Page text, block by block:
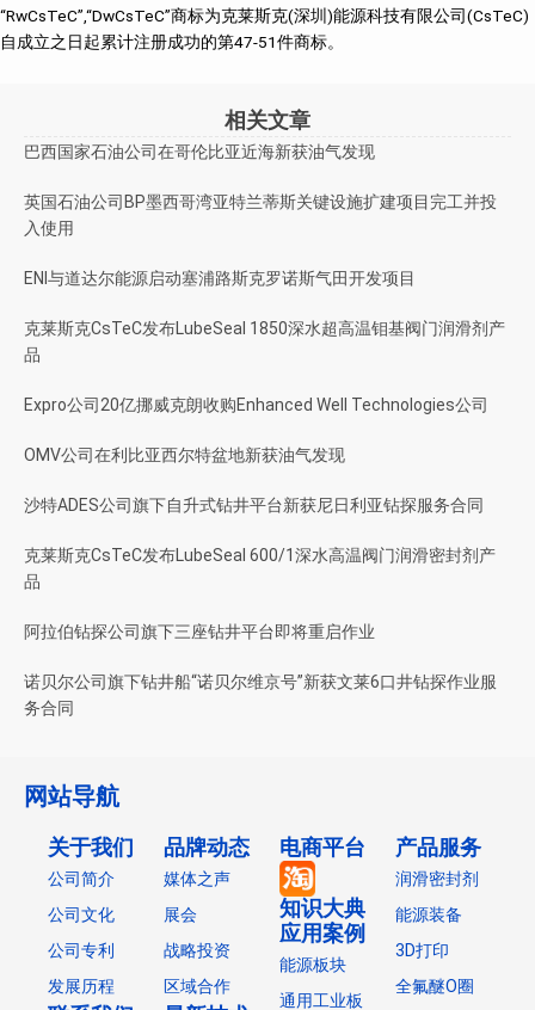
“RwCsTeC”,“DwCsTeC”商标为克莱斯克(深圳)能源科技有限公司(CsTeC)
自成立之日起累计注册成功的第47-51件商标。
相关文章
巴西国家石油公司在哥伦比亚近海新获油气发现
英国石油公司BP墨西哥湾亚特兰蒂斯关键设施扩建项目完工并投
入使用
ENI与道达尔能源启动塞浦路斯克罗诺斯气田开发项目
克莱斯克CsTeC发布LubeSeal 1850深水超高温钼基阀门润滑剂产
品
Expro公司20亿挪威克朗收购Enhanced Well Technologies公司
OMV公司在利比亚西尔特盆地新获油气发现
沙特ADES公司旗下自升式钻井平台新获尼日利亚钻探服务合同
克莱斯克CsTeC发布LubeSeal 600/1深水高温阀门润滑密封剂产
品
阿拉伯钻探公司旗下三座钻井平台即将重启作业
诺贝尔公司旗下钻井船“诺贝尔维京号”新获文莱6口井钻探作业服
务合同
网站导航
关于我们
公司简介
公司文化
公司专利
发展历程
品牌动态
媒体之声
展会
战略投资
区域合作
电商平台
知识大典
应用案例
能源板块
通用工业板
产品服务
润滑密封剂
能源装备
3D打印
全氟醚O圈